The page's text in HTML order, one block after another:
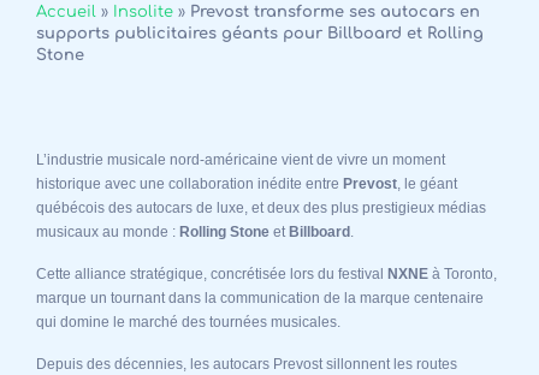
Accueil » Insolite » Prevost transforme ses autocars en
supports publicitaires géants pour Billboard et Rolling
Stone
L’industrie musicale nord-américaine vient de vivre un moment
historique avec une collaboration inédite entre Prevost, le géant
québécois des autocars de luxe, et deux des plus prestigieux médias
musicaux au monde : Rolling Stone et Billboard .
Cette alliance stratégique, concrétisée lors du festival NXNE à Toronto,
marque un tournant dans la communication de la marque centenaire
qui domine le marché des tournées musicales.
Depuis des décennies, les autocars Prevost sillonnent les routes